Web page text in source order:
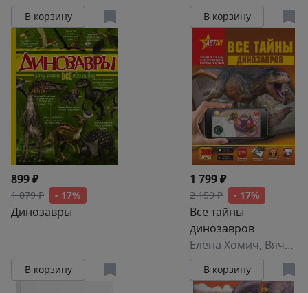
В корзину В корзину
899 ₽
1 079 ₽ - 17%
Динозавры
В корзину
1 799 ₽
2 159 ₽ - 17%
Все тайны
динозавров
Елена Хомич, Вячеслав Ликсо
В корзину